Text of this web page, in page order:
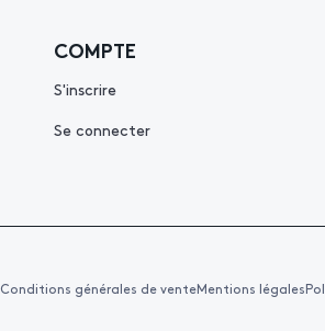
COMPTE
S'inscrire
Se connecter
Conditions générales de venteMentions légales